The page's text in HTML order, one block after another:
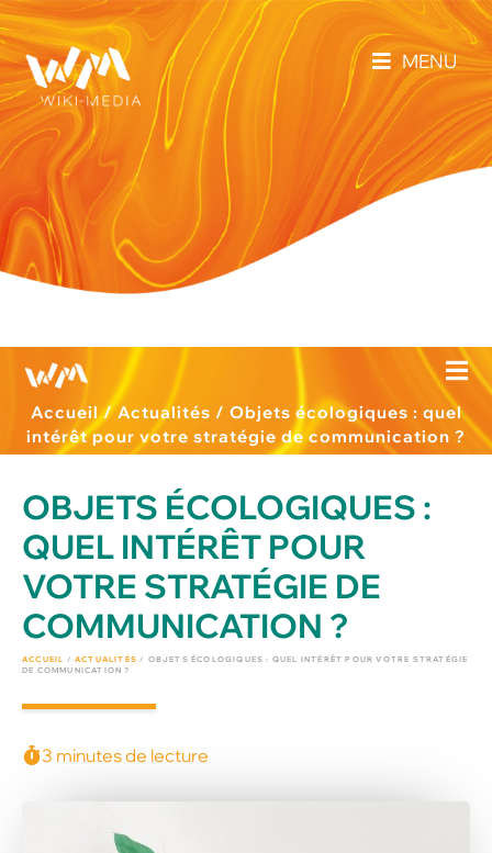
MENU
Accueil/Actualités / Objets écologiques : quel
intérêt pour votre stratégie de communication ?
OBJETS ÉCOLOGIQUES :
QUEL INTÉRÊT POUR
VOTRE STRATÉGIE DE
COMMUNICATION ?
ACCUEIL /ACTUALITÉS / OBJETS ÉCOLOGIQUES : QUEL INTÉRÊT POUR VOTRE STRATÉGIE
DE COMMUNICATION ?
3 minutes de lecture